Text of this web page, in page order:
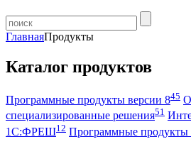
ГлавнаяПродукты
Каталог продуктов
Программные продукты версии 845
специализированные решения51
1С:ФРЕШ12 Программные